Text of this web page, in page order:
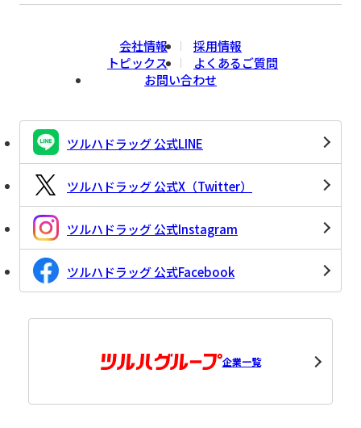
会社情報
採用情報
トピックス
よくあるご質問
お問い合わせ
ツルハドラッグ 公式LINE
ツルハドラッグ 公式X（Twitter）
ツルハドラッグ 公式Instagram
ツルハドラッグ 公式Facebook
企業一覧